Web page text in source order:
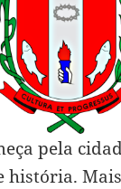
pela
história.